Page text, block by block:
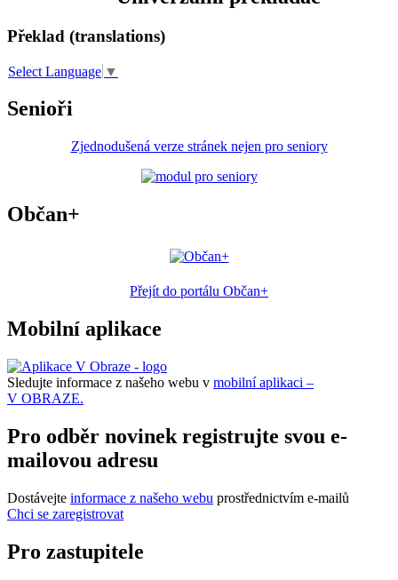
Překlad (translations)
Select Language ▼
Senioři
Zjednodušená verze stránek nejen pro seniory
Občan+
Přejít do portálu Občan+
Mobilní aplikace
Sledujte informace z našeho webu v mobilní aplikaci –
V OBRAZE.
Pro odběr novinek registrujte svou e-
mailovou adresu
Dostávejte informace z našeho webu prostřednictvím e-mailů
Chci se zaregistrovat
Pro zastupitele